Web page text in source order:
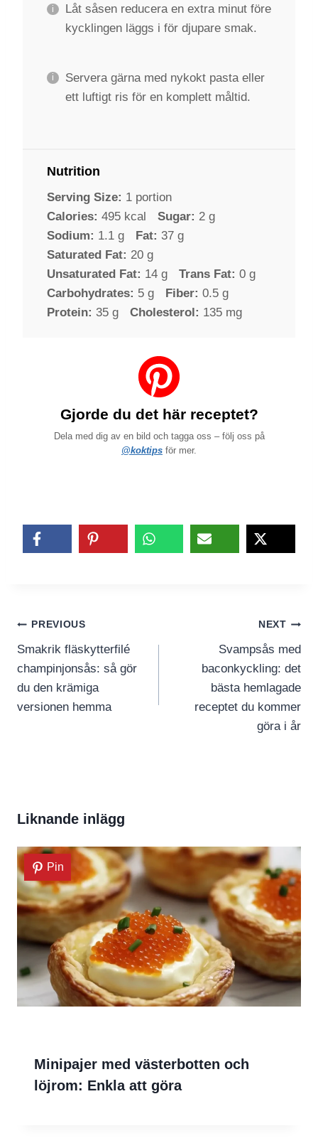
Låt såsen reducera en extra minut före
kycklingen läggs i för djupare smak.
Servera gärna med nykokt pasta eller
ett luftigt ris för en komplett måltid.
Nutrition
Serving Size: 1 portion
Calories: 495 kcal Sugar: 2 g
Sodium: 1.1 g Fat: 37 g
Saturated Fat: 20 g
Unsaturated Fat: 14 g Trans Fat: 0 g
Carbohydrates: 5 g Fiber: 0.5 g
Protein: 35 g Cholesterol: 135 mg
Gjorde du det här receptet?
Dela med dig av en bild och tagga oss – följ oss på
@koktips för mer.
Inläggsnavigering
PREVIOUS
Smakrik fläskytterfilé
champinjonsås: så gör
du den krämiga
versionen hemma
NEXT
Svampsås med
baconkyckling: det
bästa hemlagade
receptet du kommer
göra i år
Liknande inlägg
Pin
Minipajer med västerbotten och
löjrom: Enkla att göra